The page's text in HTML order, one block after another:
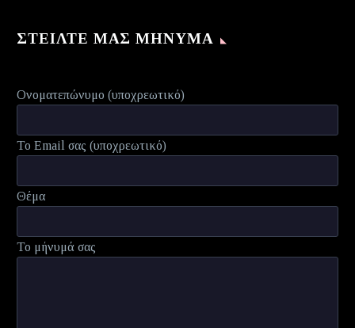
ΣΤΕΊΛΤΕ ΜΑΣ ΜΉΝΥΜΑ
Ονοματεπώνυμο (υποχρεωτικό)
Το Email σας (υποχρεωτικό)
Θέμα
Το μήνυμά σας